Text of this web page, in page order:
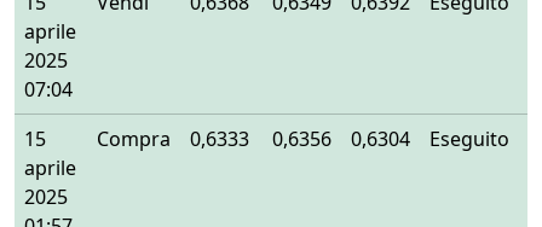
aprile
2025
07:04
15
aprile
2025
Compra 0,6333 0,6356 0,6304 Eseguito